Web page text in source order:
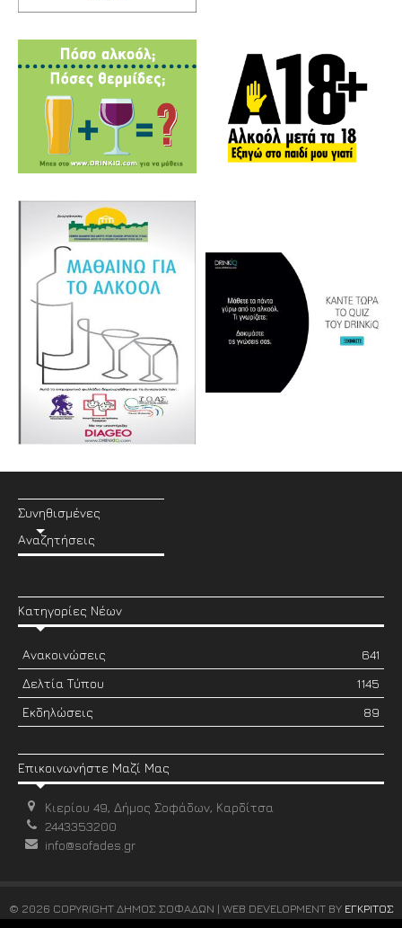
Συνηθισμένες
Αναζητήσεις
Κατηγορίες Νέων
Ανακοινώσεις
641
Δελτία Τύπου
1145
Εκδηλώσεις
89
Επικοινωνήστε Μαζί Μας
Κιερίου 49, Δήμος Σοφάδων, Καρδίτσα
2443353200
info@sofades.gr
© 2026 COPYRIGHT ΔΗΜΟΣ ΣΟΦΑΔΩΝ | WEB DEVELOPMENT BY ΕΓΚΡΙΤΟΣ